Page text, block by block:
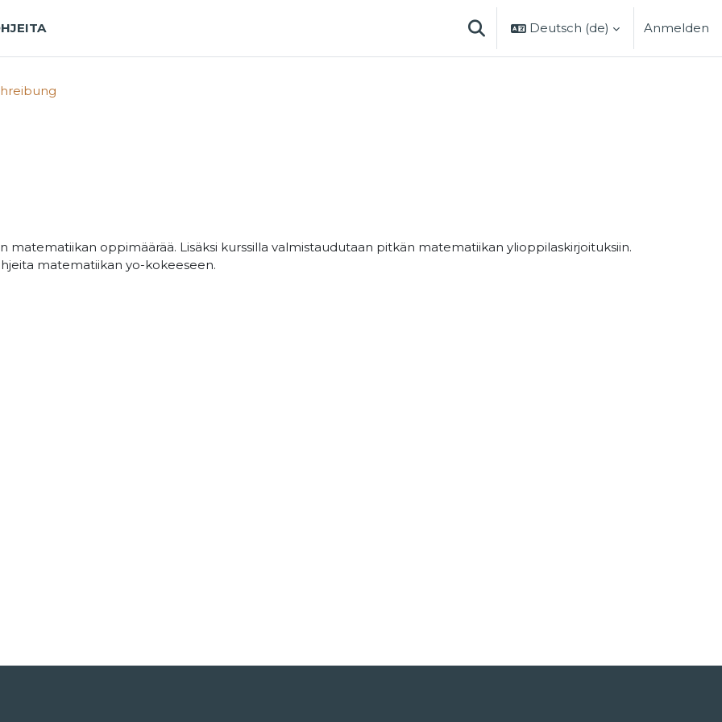
SUCHEINGABE UMSCHALTEN
Deutsch ‎(de)‎ Anmelden
matematiikan oppimäärää. Lisäksi kurssilla valmistaudutaan pitkän matematiikan ylioppilaskirjoituksiin.
matematiikan yo-kokeeseen.